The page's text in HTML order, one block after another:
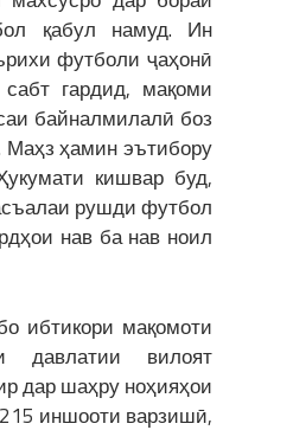
қабул намуд. Ин
футболи ҷаҳонӣ
гардид, мақоми
байналмилалӣ боз
ҳамин эътибору
кишвар буд,
рушди футбол
нав ба нав ноил
ибтикори мақомоти
давлатии вилоят
дар шаҳру ноҳияҳои
иншооти варзишӣ,